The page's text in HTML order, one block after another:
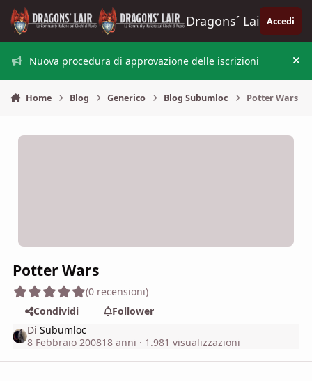
Vai al contenuto
Dragons´ Lair Accedi
Nuova procedura di approvazione delle iscrizioni
Home Blog Generico Blog Subumloc Potter Wars
Potter Wars
(0 recensioni)
Condividi
Follower
DiSubumloc
8 Febbraio 200818 anni · 1.981 visualizzazioni